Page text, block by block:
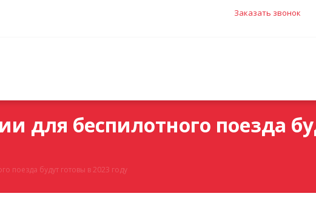
Заказать звонок
для беспилотного поезда
поезда будут готовы в 2023 году